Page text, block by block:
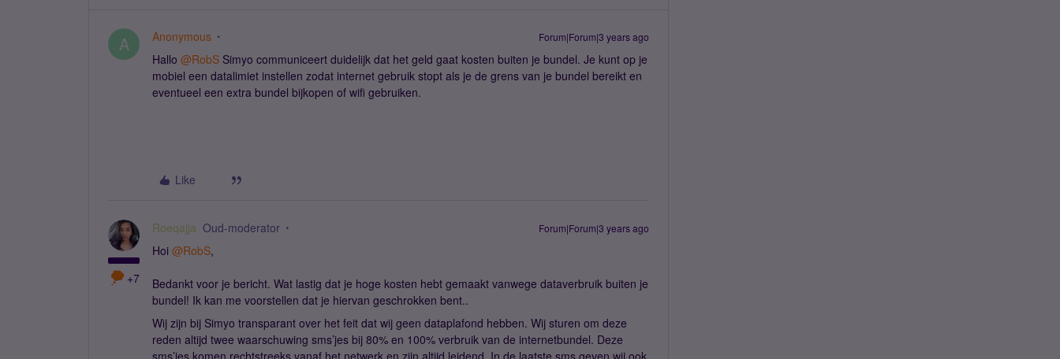
A Anonymous Forum|Forum|3 years ago
Hallo @RobS Simyo communiceert duidelijk dat het geld gaat kosten buiten je bundel. Je kunt op je
mobiel een datalimiet instellen zodat internet gebruik stopt als je de grens van je bundel bereikt en
eventueel een extra bundel bijkopen of wifi gebruiken.
Like
+7
Roeqajja Oud-moderator Forum|Forum|3 years ago
Hoi @RobS,
Bedankt voor je bericht. Wat lastig dat je hoge kosten hebt gemaakt vanwege dataverbruik buiten je
bundel! Ik kan me voorstellen dat je hiervan geschrokken bent..
Wij zijn bij Simyo transparant over het feit dat wij geen dataplafond hebben. Wij sturen om deze
reden altijd twee waarschuwing sms’jes bij 80% en 100% verbruik van de internetbundel. Deze
sms’jes komen rechtstreeks vanaf het netwerk en zijn altijd leidend. In de laatste sms geven wij ook